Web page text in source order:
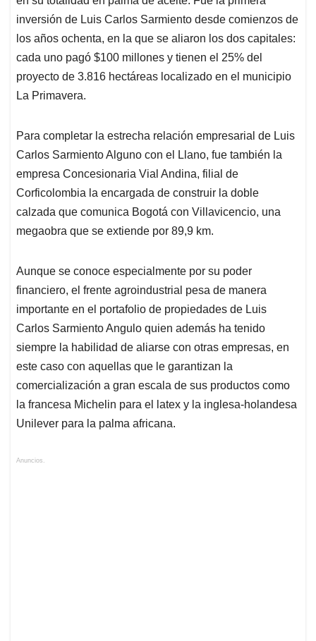
inversión de Luis Carlos Sarmiento desde comienzos de
los años ochenta, en la que se aliaron los dos capitales:
cada uno pagó $100 millones y tienen el 25% del
proyecto de 3.816 hectáreas localizado en el municipio
La Primavera.
Para completar la estrecha relación empresarial de Luis
Carlos Sarmiento Alguno con el Llano, fue también la
empresa Concesionaria Vial Andina, filial de
Corficolombia la encargada de construir la doble
calzada que comunica Bogotá con Villavicencio, una
megaobra que se extiende por 89,9 km.
Aunque se conoce especialmente por su poder
financiero, el frente agroindustrial pesa de manera
importante en el portafolio de propiedades de Luis
Carlos Sarmiento Angulo quien además ha tenido
siempre la habilidad de aliarse con otras empresas, en
este caso con aquellas que le garantizan la
comercialización a gran escala de sus productos como
la francesa Michelin para el latex y la inglesa-holandesa
Unilever para la palma africana.
Anuncios.